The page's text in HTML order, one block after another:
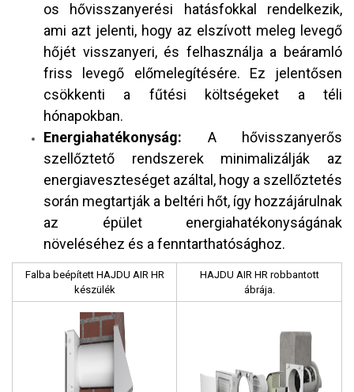
os hővisszanyerési hatásfokkal rendelkezik,
ami azt jelenti, hogy az elszívott meleg levegő
hőjét visszanyeri, és felhasználja a beáramló
friss levegő előmelegítésére. Ez jelentősen
csökkenti a fűtési költségeket a téli
hónapokban.
Energiahatékonyság: A hővisszanyerős
szellőztető rendszerek minimalizálják az
energiaveszteséget azáltal, hogy a szellőztetés
során megtartják a beltéri hőt, így hozzájárulnak
az épület energiahatékonyságának
növeléséhez és a fenntarthatósághoz.
Falba beépített HAJDU AIR HR
készülék
HAJDU AIR HR robbantott
ábrája.